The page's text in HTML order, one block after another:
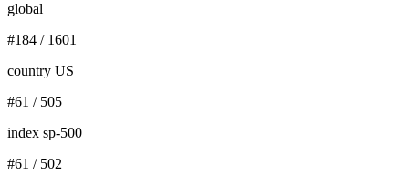
global
#184 / 1601
country US
#61 / 505
index sp-500
#61 / 502